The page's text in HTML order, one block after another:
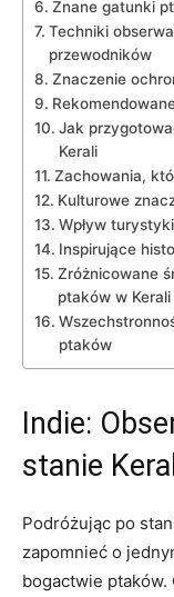
Znane gatunki
Techniki
przewodników
Znaczenie
Jak
Kerali
Zachowania,
Kulturowe
Wpływ
Inspirujące
Zróżnicowane
ptaków w Kerali
ptaków
Indie:
stanie
Podróżując po
zapomnieć o
bogactwie